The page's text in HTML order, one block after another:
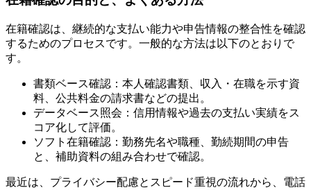
在籍確認は、継続的な支払い能力や申告情報の整合性を確認
するためのプロセスです。一般的な方法は以下のとおりで
す。
書類ベース確認：本人確認書類、収入・在職を示す資
料、公共料金の請求書などの提出。
データベース照会：信用情報や過去の支払い実績をス
コア化して評価。
ソフト在籍確認：勤務先名や職種、勤続期間の申告
と、補助資料の組み合わせで確認。
最近は、プライバシー配慮とスピード重視の流れから、電話